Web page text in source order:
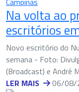
Na volta ao
escritórios
Novo escritório do
semana - Foto:
(Broadcast) e André
LER MAIS
06/08/